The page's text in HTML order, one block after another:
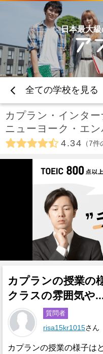
日本最大
全ての学校を見る
カプラン・インタ
ニューヨーク・エ
4.34 7件
カプランの授業の
クラスの雰囲気や
質問者
risa15kr1015さん
カプランの授業の様子は